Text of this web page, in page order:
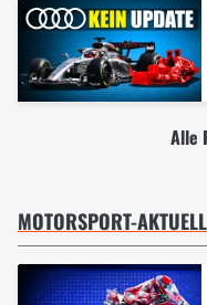
Alle
MOTORSPORT-AKTUELL